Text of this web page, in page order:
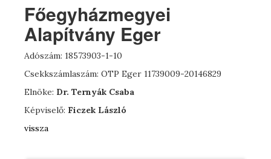
Főegyházmegyei
Alapítvány Eger
Adószám: 18573903-1-10
Csekkszámlaszám: OTP Eger 11739009-20146829
Elnöke: Dr. Ternyák Csaba
Képviselő: Ficzek László
vissza